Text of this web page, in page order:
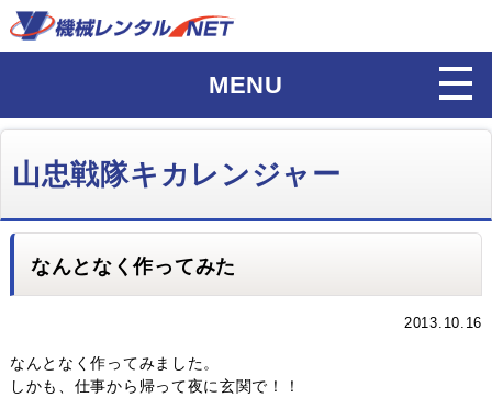
MENU
山忠戦隊キカレンジャー
なんとなく作ってみた
2013.10.16
なんとなく作ってみました。
しかも、仕事から帰って夜に玄関で！！